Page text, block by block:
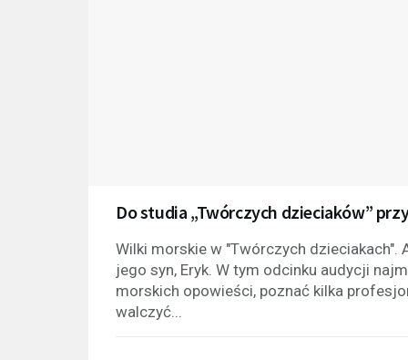
Do studia „Twórczych dzieciaków”
Wilki morskie w "Twórczych dzieciakach".
jego syn, Eryk. W tym odcinku audycji
morskich opowieści, poznać kilka
walczyć...